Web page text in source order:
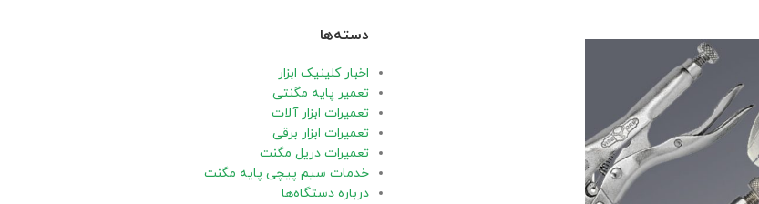
دسته‌ها
اخبار کلینیک ابزار
تعمیر پایه مگنتی
تعمیرات ابزار آلات
تعمیرات ابزار برقی
تعمیرات دریل مگنت
خدمات سیم پیچی پایه مگنت
درباره دستگاه‌ها